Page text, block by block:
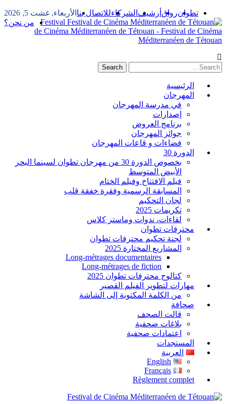
الأربعاء, غشت 5, 2026 للاتصال بناالشركاء أرشيف رواقتطوان
من نحن؟
Festival
de Cinéma Méditerranéen de Tétouan - Festival de Cinéma
Méditerranéen de Tétouan
الرئيسية
المهرجان
في مدرسة المهرجان
إصدارات
برنامج العروض
جوائز المهرجان
فضاءات و قاعات المهرجان
الدورة 30
بخصوص الدورة 30 من مهرجان تطوان لسينما البحر
الأبيض المتوسط
فيلم الافتتاح وفيلم الختام
المسابقة الرسمية وفقرة خفقة قلب
لجان التحكيم
تكريمات 2025
لقاءات، ندوات وماستر كلاس
محترفات تطوان
لجنة تحكيم محترفات تطوان
المشاريع المختارة 2025
Long-métrages documentaires
Long-métrages de fiction
كتالوج محترفات تطوان 2025
مهارات لتطوير الفيلم القصير
من الكلمة المكتوبة إلى الشاشة
صحافة
قالت الصحف
بلاغات صحفية
اعتمادات صحفية
المستجدات
العربية
English
Français
Règlement complet